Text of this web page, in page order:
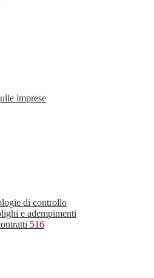
imprese
di controllo
e adempimenti
516